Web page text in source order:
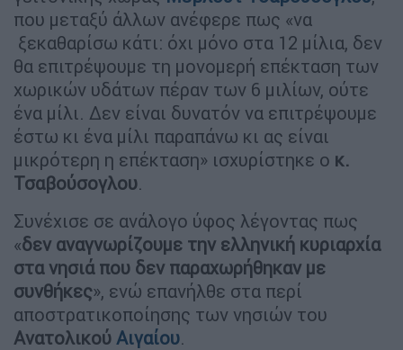
που μεταξύ άλλων ανέφερε πως «να
ξεκαθαρίσω κάτι: όχι μόνο στα 12 μίλια, δεν
θα επιτρέψουμε τη μονομερή επέκταση των
χωρικών υδάτων πέραν των 6 μιλίων, ούτε
ένα μίλι. Δεν είναι δυνατόν να επιτρέψουμε
έστω κι ένα μίλι παραπάνω κι ας είναι
μικρότερη η επέκταση» ισχυρίστηκε ο κ.
Τσαβούσογλου.
Συνέχισε σε ανάλογο ύφος λέγοντας πως
«δεν αναγνωρίζουμε την ελληνική κυριαρχία
στα νησιά που δεν παραχωρήθηκαν με
συνθήκες», ενώ επανήλθε στα περί
αποστρατικοποίησης των νησιών του
Ανατολικού Αιγαίου.